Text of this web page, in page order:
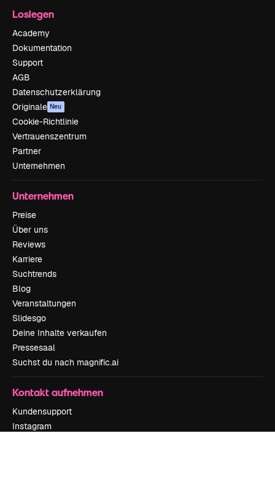
Loslegen
Academy
Dokumentation
Support
AGB
Datenschutzerklärung
Originale Neu
Cookie-Richtlinie
Vertrauenszentrum
Partner
Unternehmen
Unternehmen
Preise
Über uns
Reviews
Karriere
Suchtrends
Blog
Veranstaltungen
Slidesgo
Deine Inhalte verkaufen
Pressesaal
Suchst du nach magnific.ai
Kontakt aufnehmen
Kundensupport
Instagram